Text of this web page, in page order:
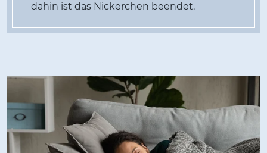
dahin ist das Nickerchen beendet.